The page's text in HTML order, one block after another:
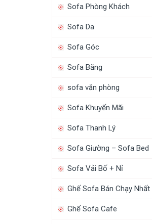
Sofa Phòng Khách
Sofa Da
Sofa Góc
Sofa Băng
sofa văn phòng
Sofa Khuyến Mãi
Sofa Thanh Lý
Sofa Giường – Sofa Bed
Sofa Vải Bố + Nỉ
Ghế Sofa Bán Chạy Nhất
Ghế Sofa Cafe